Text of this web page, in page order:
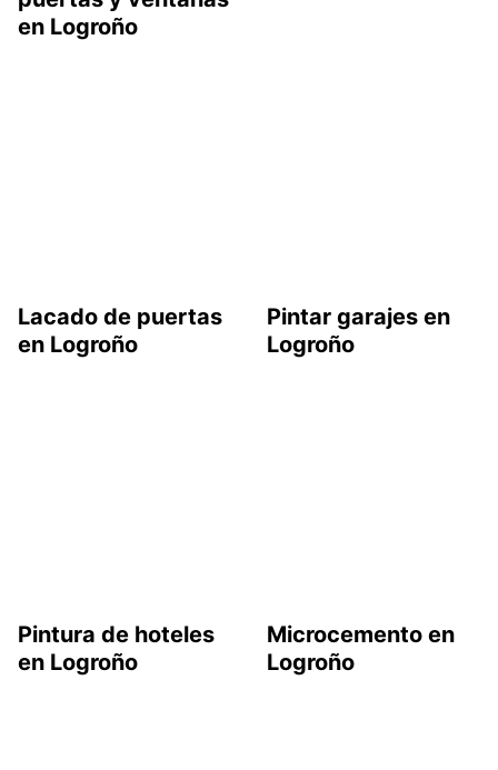
en Logroño
Lacado de puertas
en Logroño
Pintar garajes en
Logroño
Pintura de hoteles
en Logroño
Microcemento en
Logroño